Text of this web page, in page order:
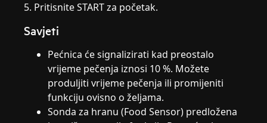
5. Pritisnite START za početak.
Savjeti
Pećnica će signalizirati kad preostalo
vrijeme pečenja iznosi 10 %. Možete
produljiti vrijeme pečenja ili promijeniti
funkciju ovisno o željama.
Sonda za hranu (Food Sensor) predložena